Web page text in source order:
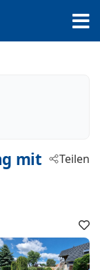
mit
Teilen